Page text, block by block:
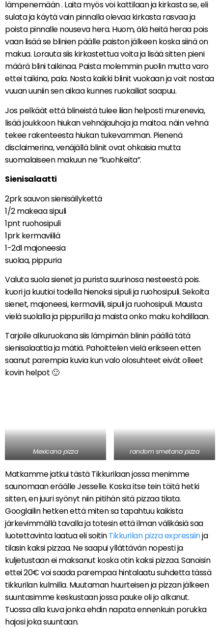
lämpenemään . Laita myös voi kattilaan ja kirkasta se, eli
sulata ja käytä vain pinnalla olevaa kirkasta rasvaa ja
poista pinnalle nouseva hera. Huom, älä heitä heraa pois
vaan lisää se blinien päälle paiston jälkeen koska siinä on
makua. Lorauta siis kirkastettua voita ja lisää sitten pieni
määrä blini taikinaa. Paista molemmin puolin mutta varo
ettei taikina, pala. Nosta kaikki blinit vuokaan ja voit nostaa
vuuan uuniin sen aikaa kunnes ruokailiat saapuu.
Jos pelkäät että blineistä tulee liian helposti murenevia,
lisää joukkoon hiukan vehnäjauhoja ja maitoa. näin vehnä
tekee rakenteesta hiukan tukevamman. Pienenä
disclaimerina, venäjällä blinit ovat ohkaisia mutta
suomalaiseen makuun ne ”kuohkeita”.
Sienisalaatti
2prk sauvon sienisäilykettä
1/2 makeaa sipuli
1pnt ruohosipuli
1prk kermaviiliä
1-2dl majoneesia
suolaa, pippuria
Valuta suola sienet ja purista suurinosa nesteestä pois.
kuori ja kuutioi todella hienoksi sipuli ja ruohosipuli. Sekoita
sienet, majoneesi, kermaviili, sipuli ja ruohosipuli. Mausta
vielä suolalla ja pippurilla ja maista onko maku kohdillaan.
Tarjoile alkuruokana siis lämpimän blinin päällä tätä
sienisalaattia ja mätiä. Pahoittelen vielä erikseen etten
saanut parempia kuvia kun valo olosuhteet eivät olleet
kovin helpot 🙂
Mexicana pizza random smetana pizza
Matkamme jatkui tästä Tikkurilaan jossa menimme
saunomaan eräälle Jesselle. Koska itse tein töitä hetki
sitten, en juuri syönyt niin pitihän sitä pizzaa tilata.
Googlailin hetken että miten sa tapahtuu kaikista
järkevimmällä tavalla ja totesin että ilman välikäsiä saa
luotettavinta laatua eli soitinTikkurilan pizza expressiinja
tilasin kaksi pizzaa. Ne saapui yllättävän nopesti ja
kuljetustaan ei maksanut koska otin kaksi pizzaa. Sanoisin
ettei 20€ voi saada parempaa hintalaatu suhdetta tässä
tikkurilan kulmilla. Muutaman huurteisen ja pizzan jälkeen
suuntasimme keskustaan jossa pauke oli jo alkanut.
Tuossa alla kuva jonka ehdin napata ennenkuin porukka
hajosi joka suuntaan.